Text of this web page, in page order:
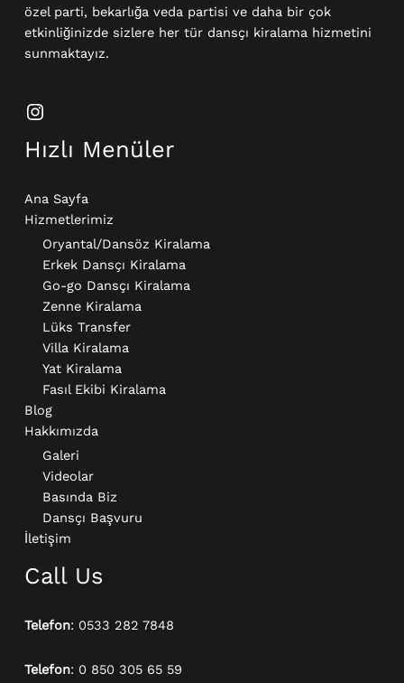
özel parti, bekarlığa veda partisi ve daha bir çok
etkinliğinizde sizlere her tür dansçı kiralama hizmetini
sunmaktayız.
Hızlı Menüler
Ana Sayfa
Hizmetlerimiz
Oryantal/Dansöz Kiralama
Erkek Dansçı Kiralama​
Go-go Dansçı Kiralama​
Zenne Kiralama
Lüks Transfer
Villa Kiralama
Yat Kiralama
Fasıl Ekibi Kiralama
Blog
Hakkımızda
Galeri
Videolar
Basında Biz
Dansçı Başvuru
İletişim
Call Us
Telefon: 0533 282 7848
Telefon: 0 850 305 65 59